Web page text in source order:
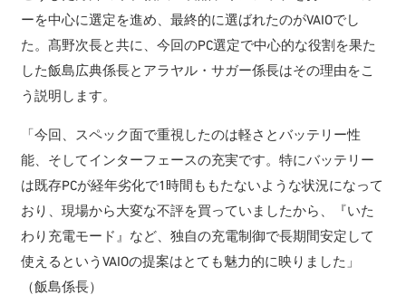
ーを中心に選定を進め、最終的に選ばれたのがVAIOでし
た。髙野次長と共に、今回のPC選定で中心的な役割を果た
した飯島広典係長とアラヤル・サガー係長はその理由をこ
う説明します。
「今回、スペック面で重視したのは軽さとバッテリー性
能、そしてインターフェースの充実です。特にバッテリー
は既存PCが経年劣化で1時間ももたないような状況になって
おり、現場から大変な不評を買っていましたから、『いた
わり充電モード』など、独自の充電制御で長期間安定して
使えるというVAIOの提案はとても魅力的に映りました」
（飯島係長）